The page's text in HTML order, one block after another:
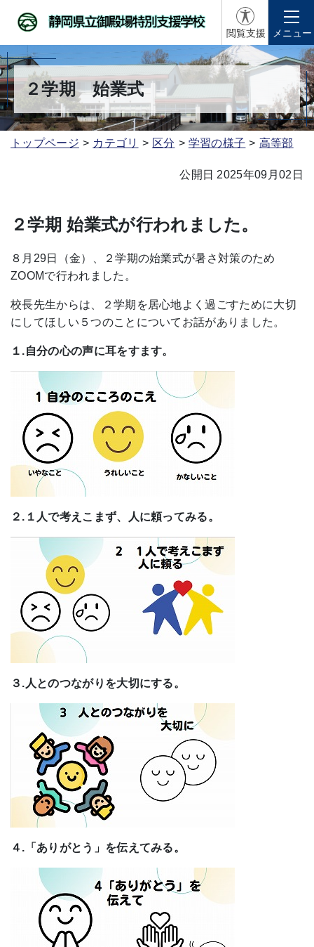
閲覧支援 メニュー
２学期 始業式
トップページ カテゴリ 区分 学習の様子 高等部
公開日 2025年09月02日
２学期 始業式が行われました。
８月29日（金）、２学期の始業式が暑さ対策のため
ZOOMで行われました。
校長先生からは、２学期を居心地よく過ごすために大切
にしてほしい５つのことについてお話がありました。
１.自分の心の声に耳をすます。
２.１人で考えこまず、人に頼ってみる。
３.人とのつながりを大切にする。
４.「ありがとう」を伝えてみる。